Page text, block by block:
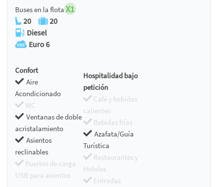
Buses en la flota X1
20
20
Diesel
Euro 6
Confort
Aire
Acondicionado
WC
Ventanas de doble
acristalamiento
Asientos
reclinables
Puertos de carga
USB para asientos
Hospitalidad bajo
petición
Café y bebidas
calientes
Bebidas frías
Azafata/Guía
Turística
Restaurantes y
Hoteles
Entradas